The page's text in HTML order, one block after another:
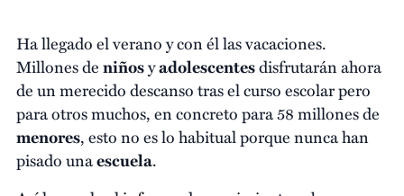
Ha llegado el verano y con él las vacaciones.
Millones deniñosyadolescentesdisfrutarán ahora
de un merecido descanso tras el curso escolar pero
para otros muchos, en concreto para 58 millones de
menores, esto no es lo habitual porque nunca han
pisado unaescuela.